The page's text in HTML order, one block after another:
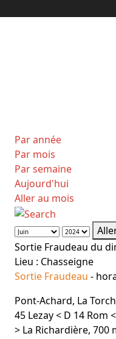
Par année
Par mois
Par semaine
Aujourd'hui
Aller au mois
Sortie Fraudeau du
Lieu : Chasseigne
Sortie Fraudeau -
Pont-Achard, La
45 Lezay < D 14 Rom
> La Richardière, 700